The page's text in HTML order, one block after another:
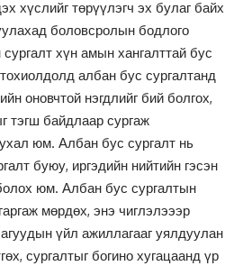
хүслийг төрүүлэгч эх булаг байх
боловсролын бодлого
хүн амын хангалттай бус
албан бус сургалтанд
оновчтой нэгдлийг бий болгох,
тэгш байдлаар сургаж
юм. Албан бус сургалт нь
буюу, иргэдийн нийтийн гэсэн
юм. Албан бус сургалтын
мөрдөх, энэ чиглэлэээр
үйл ажиллагааг уялдуулан
сургалтыг богино хугацаанд үр